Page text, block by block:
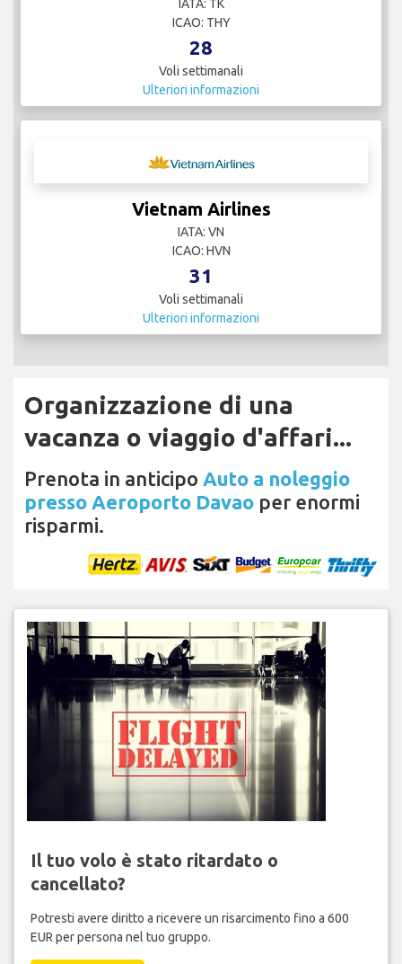
IATA: TK
ICAO: THY
28
Voli settimanali
Ulteriori informazioni
Vietnam Airlines
IATA: VN
ICAO: HVN
31
Voli settimanali
Ulteriori informazioni
Organizzazione di una
vacanza o viaggio d'affari...
Prenota in anticipo Auto a noleggio
presso Aeroporto Davao per enormi
risparmi.
Il tuo volo è stato ritardato o
cancellato?
Potresti avere diritto a ricevere un risarcimento fino a 600
EUR per persona nel tuo gruppo.